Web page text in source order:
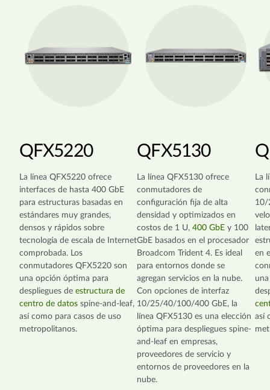
QFX5220
La línea QFX5220 ofrece
interfaces de hasta 400 GbE
para estructuras basadas en
estándares muy grandes,
densos y rápidos sobre
tecnología de escala de Internet
comprobada. Los
conmutadores QFX5220 son
una opción óptima para
despliegues de estructura de
centro de datos spine-and-leaf,
así como para casos de uso
metropolitanos.
QFX5130
La línea QFX5130 ofrece
conmutadores de
configuración fija de alta
densidad y optimizados en
costos de 1 U,400 GbE y 100
GbE basados en el procesador
Broadcom Trident 4. Es ideal
para entornos donde se
agregan servicios en la nube.
Con opciones de interfaz
10/25/40/100/400 GbE, la
línea QFX5130 es una elección
óptima para despliegues spine-
and-leaf en empresas,
proveedores de servicio y
entornos de proveedores en la
nube.
La
10/
en
así